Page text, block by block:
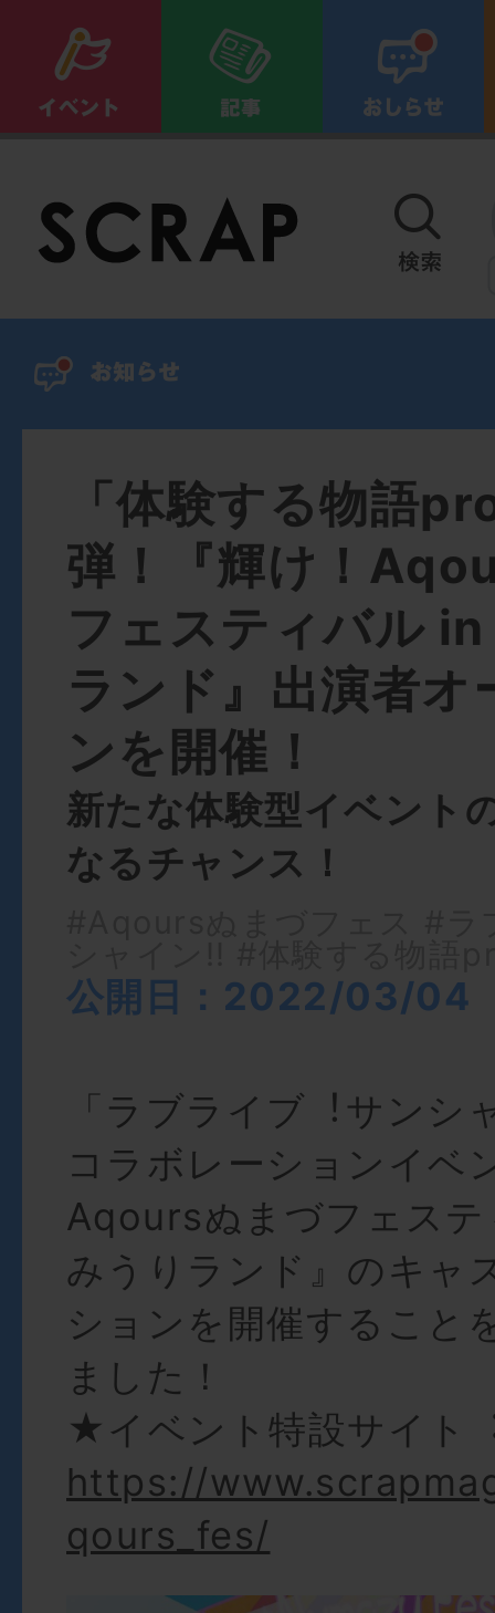
「体験する物語
弾！『輝け！
フェスティバル
ランド』出演者オ
ンを開催！
新たな体験型イベント
なるチャンス！
公開日：2022/03/04
「ラブライブ︕サンシ
コラボレーションイベ
Aqoursぬまづフェス
みうりランド』のキャ
ションを開催すること
ました！
★イベント特設サイト
https://
qours_fes/